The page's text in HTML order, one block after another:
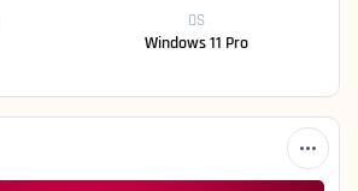
OS
Windows 11 Pro